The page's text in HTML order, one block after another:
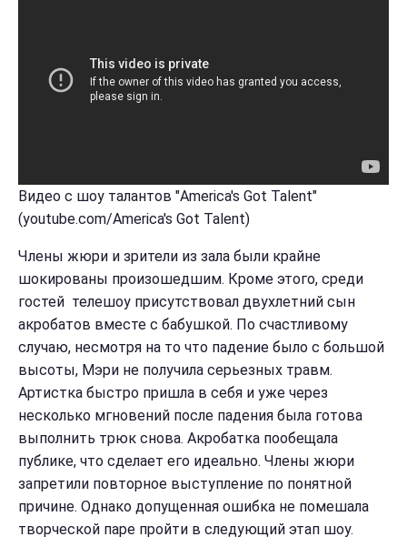
Видео с шоу талантов "America's Got Talent"
(youtube.com/America's Got Talent)
Члены жюри и зрители из зала были крайне
шокированы произошедшим. Кроме этого, среди
гостей телешоу присутствовал двухлетний сын
акробатов вместе с бабушкой. По счастливому
случаю, несмотря на то что падение было с большой
высоты, Мэри не получила серьезных травм.
Артистка быстро пришла в себя и уже через
несколько мгновений после падения была готова
выполнить трюк снова. Акробатка пообещала
публике, что сделает его идеально. Члены жюри
запретили повторное выступление по понятной
причине. Однако допущенная ошибка не помешала
творческой паре пройти в следующий этап шоу.